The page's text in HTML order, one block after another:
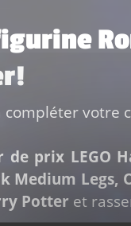
compléter votre
de prix LEGO
Medium Legs,
Potter et